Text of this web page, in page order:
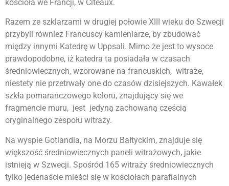
kościoła we Francji, w Citeaux.
Razem ze szklarzami w drugiej połowie XIII wieku do Szwecji
przybyli również Francuscy kamieniarze, by zbudować
między innymi Katedrę w Uppsali. Mimo że jest to wysoce
prawdopodobne, iż katedra ta posiadała w czasach
średniowiecznych, wzorowane na francuskich, witraże,
niestety nie przetrwały one do czasów dzisiejszych. Kawałek
szkła pomarańczowego koloru, znajdujący się we
fragmencie muru, jest jedyną zachowaną częścią
oryginalnego zespołu witraży.
Na wyspie Gotlandia, na Morzu Bałtyckim, znajduje się
większość średniowiecznych paneli witrażowych, jakie
istnieją w Szwecji. Spośród 165 witraży średniowiecznych
tylko jedenaście mieści się w kościołach parafialnych